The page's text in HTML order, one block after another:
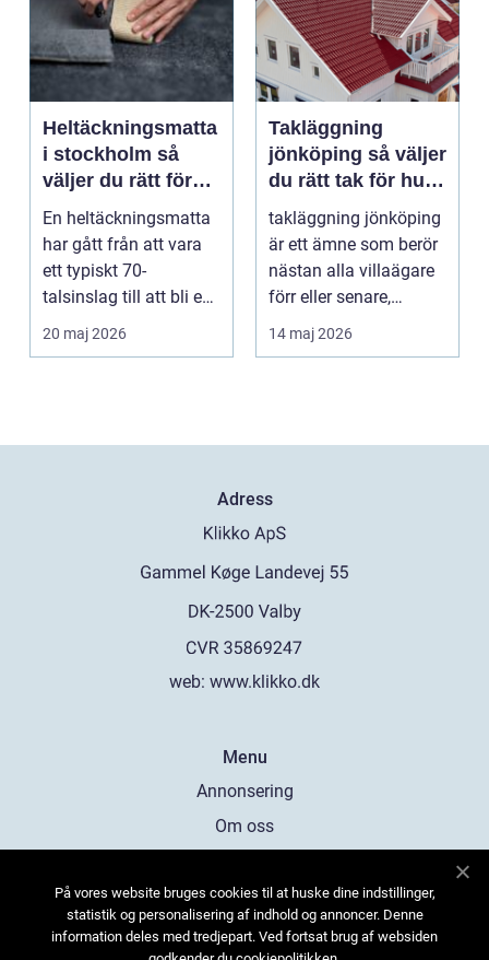
Heltäckningsmatta
i stockholm så
väljer du rätt för
hem och kontor
En heltäckningsmatta
har gått från att vara
ett typiskt 70-
talsinslag till att bli en
modern lösning...
20 maj 2026
Takläggning
jönköping så väljer
du rätt tak för hus
och klimat
takläggning jönköping
är ett ämne som berör
nästan alla villaägare
förr eller senare,
eftersom taket...
14 maj 2026
Adress
web: www.klikko.dk
Menu
Annonsering
Om oss
Kontakta oss
Sitemap
På vores website bruges cookies til at huske dine indstillinger,
statistik og personalisering af indhold og annoncer. Denne
information deles med tredjepart. Ved fortsat brug af websiden